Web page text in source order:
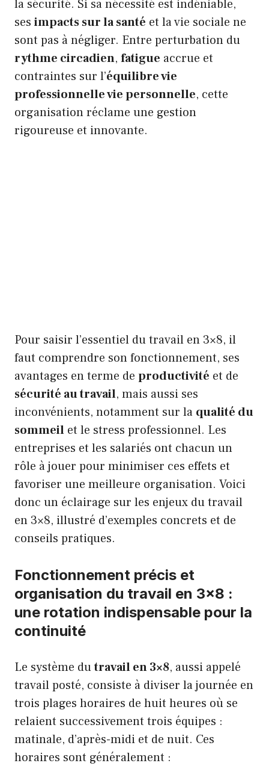
la sécurité. Si sa nécessité est indéniable,
ses impacts sur la santé et la vie sociale ne
sont pas à négliger. Entre perturbation du
rythme circadien, fatigue accrue et
contraintes sur l’équilibre vie
professionnelle vie personnelle, cette
organisation réclame une gestion
rigoureuse et innovante.
Pour saisir l’essentiel du travail en 3×8, il
faut comprendre son fonctionnement, ses
avantages en terme de productivité et de
sécurité au travail, mais aussi ses
inconvénients, notamment sur la qualité du
sommeil et le stress professionnel. Les
entreprises et les salariés ont chacun un
rôle à jouer pour minimiser ces effets et
favoriser une meilleure organisation. Voici
donc un éclairage sur les enjeux du travail
en 3×8, illustré d’exemples concrets et de
conseils pratiques.
Fonctionnement précis et
organisation du travail en 3×8 :
une rotation indispensable pour la
continuité
Le système dutravail en 3×8, aussi appelé
travail posté, consiste à diviser la journée en
trois plages horaires de huit heures où se
relaient successivement trois équipes :
matinale, d’après-midi et de nuit. Ces
horaires sont généralement :